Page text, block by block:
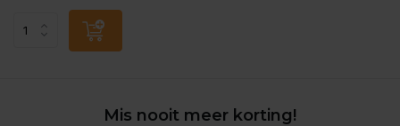
Mis nooit meer korting!